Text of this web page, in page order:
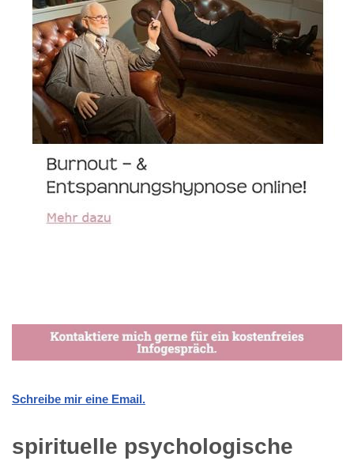
Schreibe mir eine Email.
spirituelle psychologische